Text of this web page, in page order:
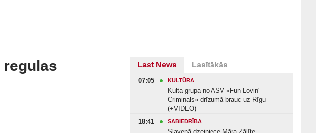
regulas
Last News Lasītākās
07:05 KULTŪRA
Kulta grupa no ASV «Fun Lovin'
Criminals» drīzumā brauc uz Rīgu
(+VIDEO)
18:41
SABIEDRĪBA
Slavenā dzejniece Māra Zālīte